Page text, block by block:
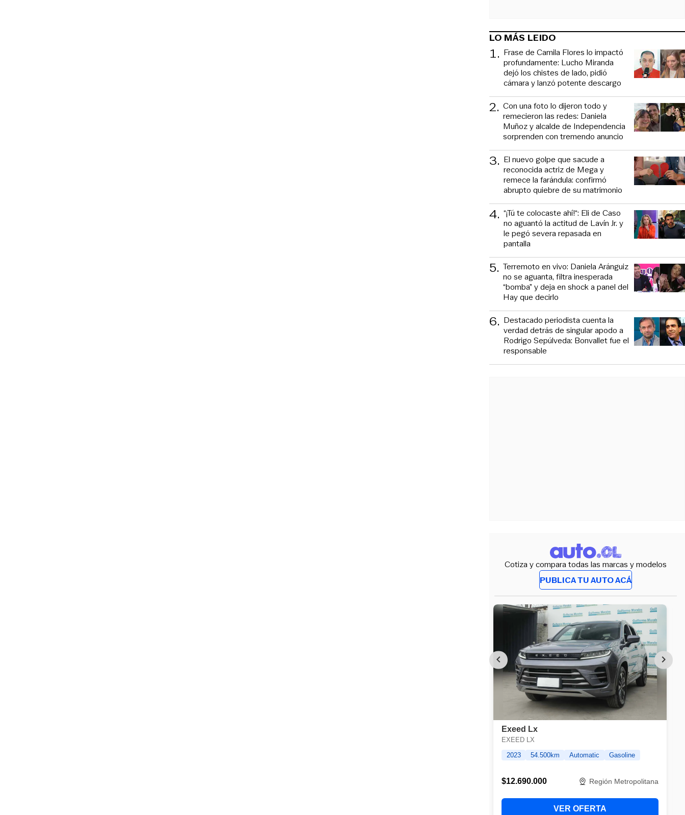
LO MÁS LEIDO
1. Frase de Camila Flores lo impactó
profundamente: Lucho Miranda
dejó los chistes de lado, pidió
cámara y lanzó potente descargo
2. Con una foto lo dijeron todo y
remecieron las redes: Daniela
Muñoz y alcalde de Independencia
sorprenden con tremendo anuncio
3. El nuevo golpe que sacude a
reconocida actriz de Mega y
remece la farándula: confirmó
abrupto quiebre de su matrimonio
4. “¡Tú te colocaste ahí!“: Eli de Caso
no aguantó la actitud de Lavín Jr. y
le pegó severa repasada en
pantalla
5. Terremoto en vivo: Daniela Aránguiz
no se aguanta, filtra inesperada
“bomba” y deja en shock a panel del
Hay que decirlo
6. Destacado periodista cuenta la
verdad detrás de singular apodo a
Rodrigo Sepúlveda: Bonvallet fue el
responsable
Cotiza y compara todas las marcas y modelos
PUBLICA TU AUTO ACÁ